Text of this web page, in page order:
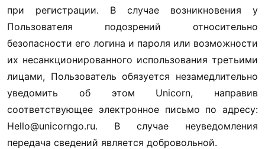
при регистрации. В случае возникновения у
Пользователя подозрений относительно
безопасности его логина и пароля или возможности
их несанкционированного использования третьими
лицами, Пользователь обязуется незамедлительно
уведомить об этом Unicorn, направив
соответствующее электронное письмо по адресу:
Hello@unicorngo.ru. В случае неуведомления
передача сведений является добровольной.